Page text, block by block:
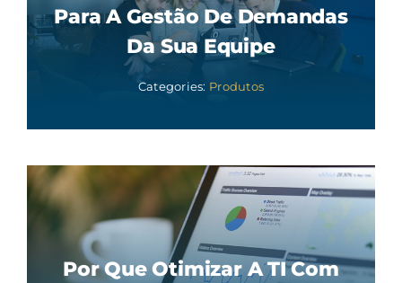
Para A Gestão De Demandas
Da Sua Equipe
Categories: Produtos
Por Que Otimizar A TI Com